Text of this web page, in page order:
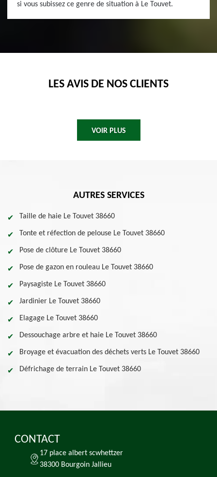
si vous subissez ce genre de situation à Le Touvet.
LES AVIS DE NOS CLIENTS
VOIR PLUS
AUTRES SERVICES
Taille de haie Le Touvet 38660
Tonte et réfection de pelouse Le Touvet 38660
Pose de clôture Le Touvet 38660
Pose de gazon en rouleau Le Touvet 38660
Paysagiste Le Touvet 38660
Jardinier Le Touvet 38660
Elagage Le Touvet 38660
Dessouchage arbre et haie Le Touvet 38660
Broyage et évacuation des déchets verts Le Touvet 38660
Défrichage de terrain Le Touvet 38660
CONTACT
17 place albert scwhettzer
38300 Bourgoin Jallieu